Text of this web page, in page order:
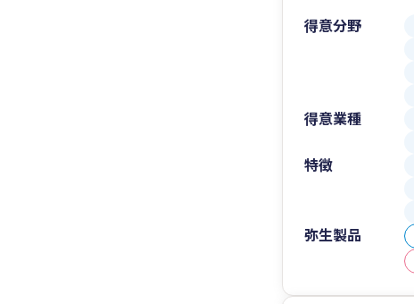
得意分野
得意業種
特徴
弥生製品